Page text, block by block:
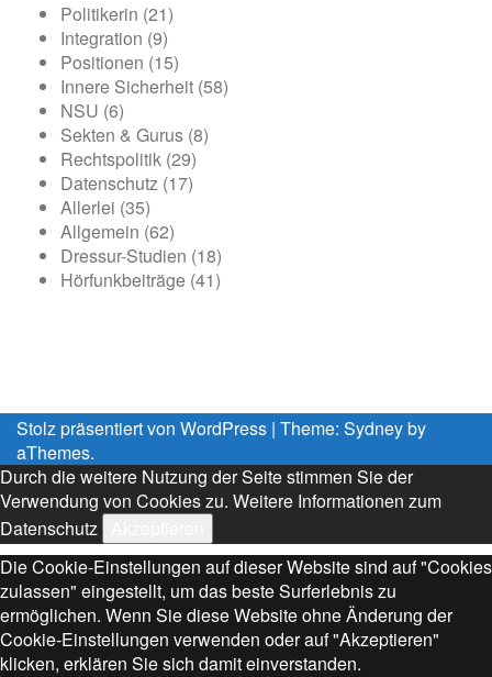
Politikerin (21)
Integration (9)
Positionen (15)
Innere Sicherheit (58)
NSU (6)
Sekten & Gurus (8)
Rechtspolitik (29)
Datenschutz (17)
Allerlei (35)
Allgemein (62)
Dressur-Studien (18)
Hörfunkbeiträge (41)
Stolz präsentiert von WordPress | Theme: Sydneyby
aThemes.
Durch die weitere Nutzung der Seite stimmen Sie der
Verwendung von Cookies zu. Weitere Informationen zum
Datenschutz
Die Cookie-Einstellungen auf dieser Website sind auf "Cookies
zulassen" eingestellt, um das beste Surferlebnis zu
ermöglichen. Wenn Sie diese Website ohne Änderung der
Cookie-Einstellungen verwenden oder auf "Akzeptieren"
klicken, erklären Sie sich damit einverstanden.